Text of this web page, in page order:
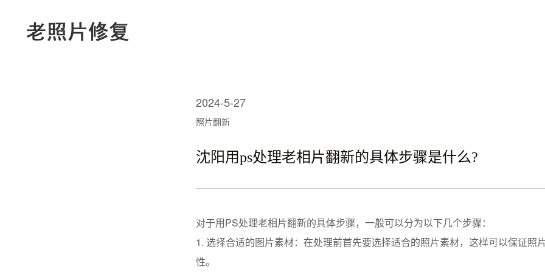
2024-5-27
照片翻新
沈阳用ps处理老相片翻新的具体步骤是什么?
对于用PS处理老相片翻新的具体步骤，一般可以分为以下几个步骤：
1. 选择合适的图片素材：在处理前首先要选择适合的照片素材，这样可以保证照
性。